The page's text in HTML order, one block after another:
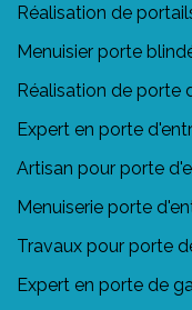
Réalisation de
Menuisier porte
Réalisation de porte
Expert en porte
Artisan pour porte
Menuiserie porte
Travaux pour porte
Expert en porte de